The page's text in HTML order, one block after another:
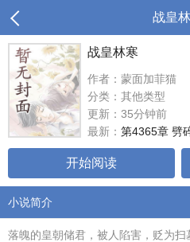
战皇
战皇林寒
作者：蒙面加菲猫
分类：其他类型
更新：35分钟前
最新： 第4365章 劈
开始阅读
小说简介
落魄的皇朝储君，被人陷害，贬为